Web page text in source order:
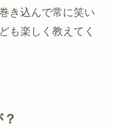
き込んで常に笑い
も楽しく教えてく